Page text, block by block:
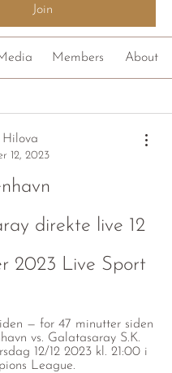
Join
Members About
12, 2023
direkte live 12
2023 Live Sport
— for 47 minutter siden
vs. Galatasaray S.K.
12/12 2023 kl. 21:00 i
League.